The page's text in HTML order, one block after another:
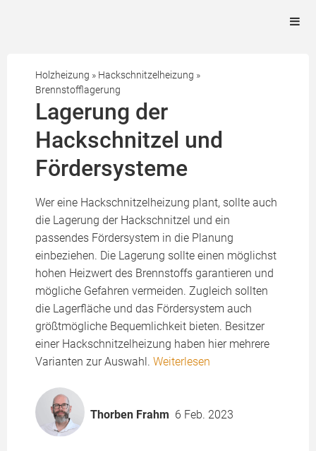
Holzheizung » Hackschnitzelheizung »
Brennstofflagerung
Lagerung der
Hackschnitzel und
Fördersysteme
Wer eine Hackschnitzelheizung plant, sollte auch
die Lagerung der Hackschnitzel und ein
passendes Fördersystem in die Planung
einbeziehen. Die Lagerung sollte einen möglichst
hohen Heizwert des Brennstoffs garantieren und
mögliche Gefahren vermeiden. Zugleich sollten
die Lagerfläche und das Fördersystem auch
größtmögliche Bequemlichkeit bieten. Besitzer
einer Hackschnitzelheizung haben hier mehrere
Varianten zur Auswahl. Weiterlesen
Thorben Frahm 6 Feb. 2023